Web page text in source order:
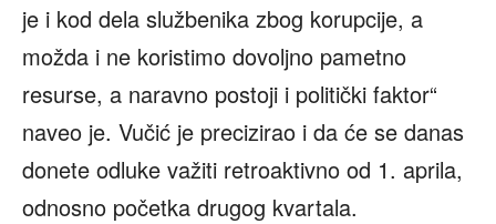
je i kod dela službenika zbog korupcije, a
možda i ne koristimo dovoljno pametno
resurse, a naravno postoji i politički faktor“
naveo je. Vučić je precizirao i da će se danas
donete odluke važiti retroaktivno od 1. aprila,
odnosno početka drugog kvartala.